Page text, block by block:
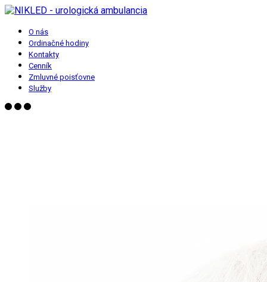
O nás
Ordinačné hodiny
Kontakty
Cenník
Zmluvné poisťovne
Služby